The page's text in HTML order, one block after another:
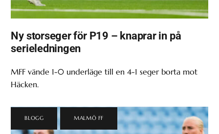
Ny storseger för P19 – knaprar in på
serieledningen
MFF vände 1-0 underläge till en 4-1 seger borta mot
Häcken.
BLOGG , MALMÖ FF